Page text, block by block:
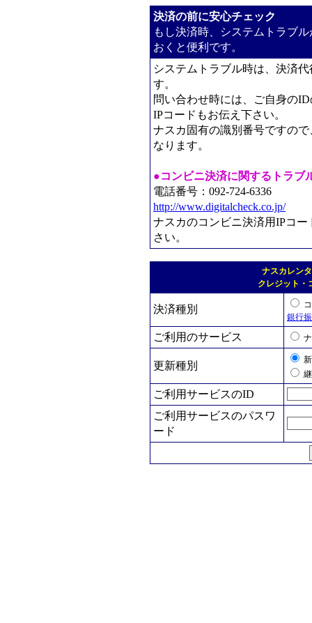
決済の前に安心チェック
もし決済時、システムトラブ
おくと便利です。
システムトラブル時は、決済
す。
問い合わせ時には、ご自身の
IPコードもお伝え下さい。
ナスカ固有の識別番号ですの
なります。
●コンビニ決済に関するトラブ
電話番号：092-724-6336
http://www.digitalcheck.co.jp/
ナスカのコンビニ決済用IPコー
さい。
ナスカレン
クレジット・
決済種別
銀行
ご利用のサービス
更新種別
ご利用サービスのID
ご利用サービスのパスワ
ード